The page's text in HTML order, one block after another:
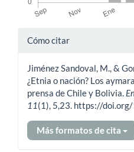
Detalles
artículo
Cómo citar
Jiménez Sandoval, M., &
¿Etnia o nación? Los
prensa de Chile y Bolivia.
11(1), 5,23. https://
Más formatos de cita